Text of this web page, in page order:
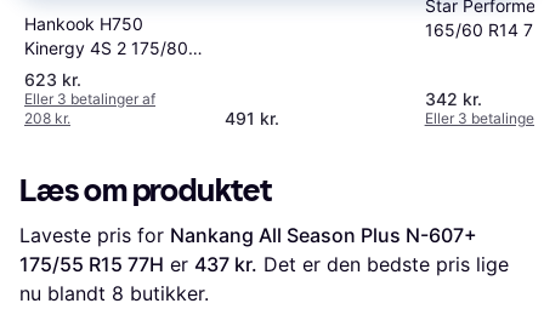
Hankook H750
Kinergy 4S 2 175/80
R14 88T 4PR
623 kr.
Eller 3 betalinger af
208 kr.
491 kr.
Star
165/60 R14
342 kr.
Eller 3 betalinger
Læs om produktet
Laveste pris for Nankang All Season Plus N-607+
175/55 R15 77H er 437 kr. Det er den bedste pris lige
nu blandt 8 butikker.